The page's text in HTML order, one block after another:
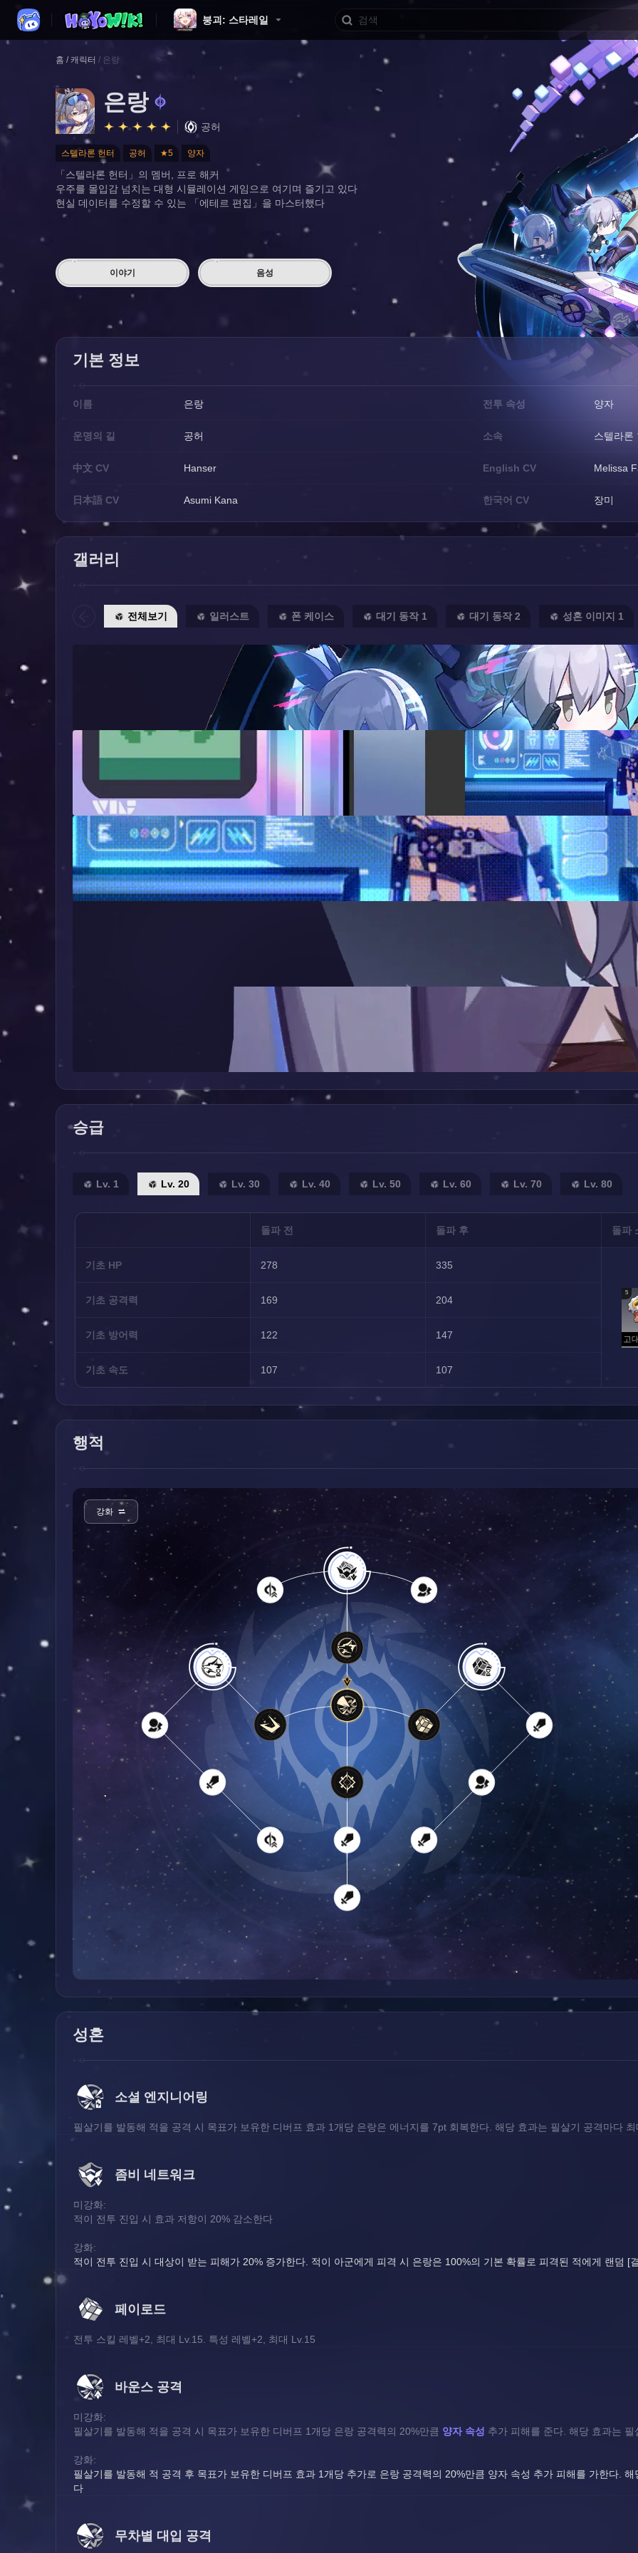
붕괴: 스타레일
홈 / 캐릭터 / 은랑
은랑
공허
스텔라론 헌터 공허 ★5 양자
「스텔라론 헌터」의 멤버, 프로 해커
우주를 몰입감 넘치는 대형 시뮬레이션 게임으로 여기며 즐기고 있다
현실 데이터를 수정할 수 있는 「에테르 편집」을 마스터했다
이야기 음성
기본 정보
이름 은랑 전투 속성 양자
운명의 길 공허 소속 스텔라론
中文 CV Hanser English CV Melissa
日本語 CV Asumi Kana 한국어 CV 장미
갤러리
전체보기 일러스트 폰 케이스 대기 동작 1 대기 동작 2 성혼 이미지 1
승급
Lv. 1 Lv. 20 Lv. 30 Lv. 40 Lv. 50 Lv. 60 Lv. 70 Lv. 80
돌파 전 돌파 후 돌파
기초 HP 278 335
5
기초 공격력 169 204
기초 방어력 122 147
기초 속도 107 107
행적
강화
성혼
소셜 엔지니어링
필살기를 발동해 적을 공격 시 목표가 보유한 디버프 효과 1개당 은랑은 에너지를 7pt 회복한다. 해당 효과는 필살기 공격마다
좀비 네트워크
미강화:
적이 전투 진입 시 효과 저항이 20% 감소한다
강화:
적이 전투 진입 시 대상이 받는 피해가 20% 증가한다. 적이 아군에게 피격 시 은랑은 100%의 기본 확률로 피격된 적에게 랜덤 [
페이로드
전투 스킬 레벨+2, 최대 Lv.15. 특성 레벨+2, 최대 Lv.15
바운스 공격
미강화:
필살기를 발동해 적을 공격 시 목표가 보유한 디버프 1개당 은랑 공격력의 20%만큼 양자 속성 추가 피해를 준다. 해당 효과는
강화:
필살기를 발동해 적 공격 후 목표가 보유한 디버프 효과 1개당 추가로 은랑 공격력의 20%만큼 양자 속성 추가 피해를 가한다.
다
무차별 대입 공격